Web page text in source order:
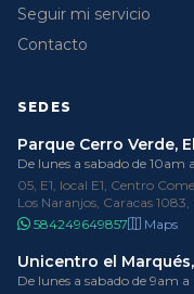
Seguir mi servicio
Contacto
SEDES
Parque Cerro Verde,
De lunes a sabado de
05, E1, local E1, Centro
Los Naranjos, Caracas
584249649857
Maps
Unicentro el
De lunes a sabado de 9am